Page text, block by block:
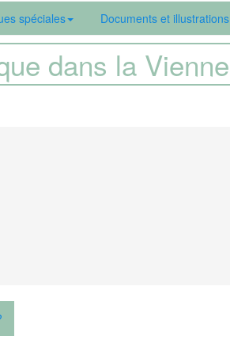
spéciales Documents et illustrations
dans la Vienne